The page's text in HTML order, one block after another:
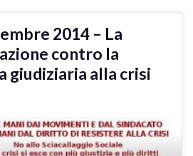
2014 – La
contro la
giudiziaria alla crisi